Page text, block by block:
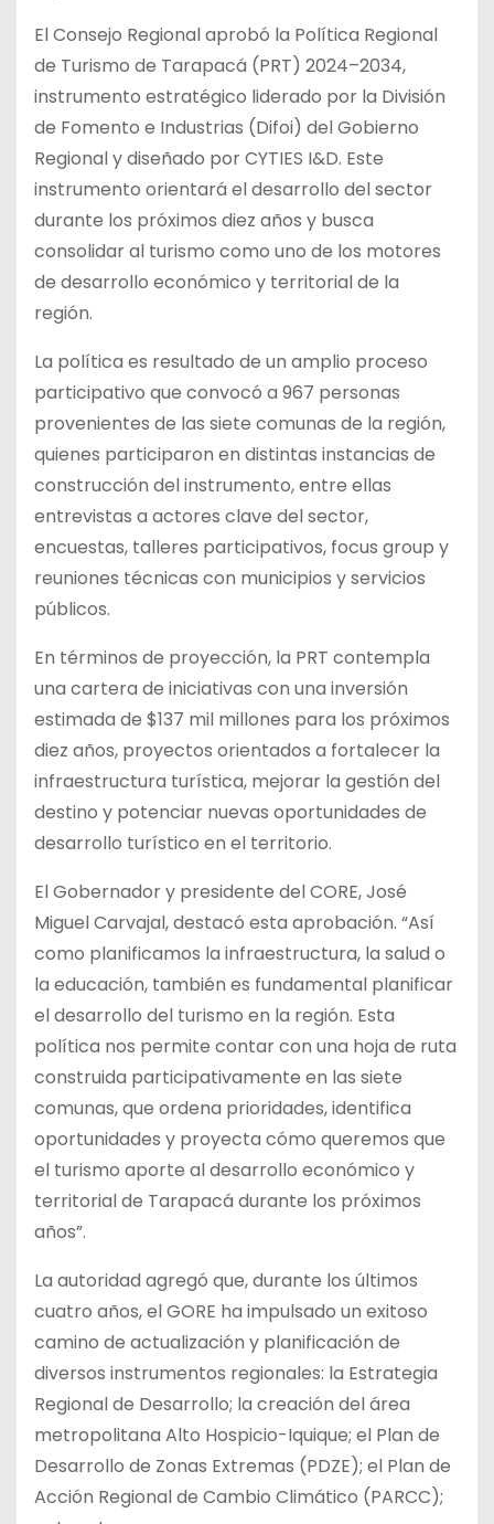
El Consejo Regional aprobó la Política Regional
de Turismo de Tarapacá (PRT) 2024–2034,
instrumento estratégico liderado por la División
de Fomento e Industrias (Difoi) del Gobierno
Regional y diseñado por CYTIES I&D. Este
instrumento orientará el desarrollo del sector
durante los próximos diez años y busca
consolidar al turismo como uno de los motores
de desarrollo económico y territorial de la
región.
La política es resultado de un amplio proceso
participativo que convocó a 967 personas
provenientes de las siete comunas de la región,
quienes participaron en distintas instancias de
construcción del instrumento, entre ellas
entrevistas a actores clave del sector,
encuestas, talleres participativos, focus group y
reuniones técnicas con municipios y servicios
públicos.
En términos de proyección, la PRT contempla
una cartera de iniciativas con una inversión
estimada de $137 mil millones para los próximos
diez años, proyectos orientados a fortalecer la
infraestructura turística, mejorar la gestión del
destino y potenciar nuevas oportunidades de
desarrollo turístico en el territorio.
El Gobernador y presidente del CORE, José
Miguel Carvajal, destacó esta aprobación. “Así
como planificamos la infraestructura, la salud o
la educación, también es fundamental planificar
el desarrollo del turismo en la región. Esta
política nos permite contar con una hoja de ruta
construida participativamente en las siete
comunas, que ordena prioridades, identifica
oportunidades y proyecta cómo queremos que
el turismo aporte al desarrollo económico y
territorial de Tarapacá durante los próximos
años”.
La autoridad agregó que, durante los últimos
cuatro años, el GORE ha impulsado un exitoso
camino de actualización y planificación de
diversos instrumentos regionales: la Estrategia
Regional de Desarrollo; la creación del área
metropolitana Alto Hospicio-Iquique; el Plan de
Desarrollo de Zonas Extremas (PDZE); el Plan de
Acción Regional de Cambio Climático (PARCC);